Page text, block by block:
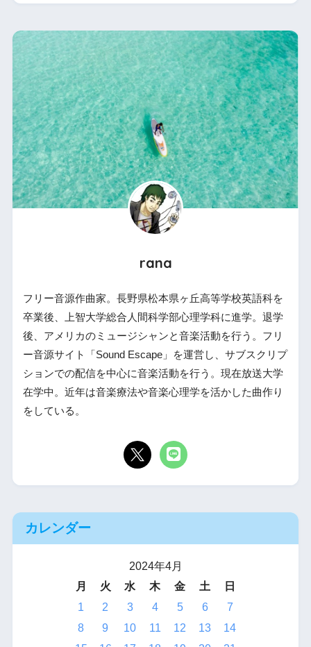
rana
フリー音源作曲家。長野県松本県ヶ丘高等学校英語科を
卒業後、上智大学総合人間科学部心理学科に進学。退学
後、アメリカのミュージシャンと音楽活動を行う。フリ
ー音源サイト「Sound Escape」を運営し、サブスクリプ
ションでの配信を中心に音楽活動を行う。現在放送大学
在学中。近年は音楽療法や音楽心理学を活かした曲作り
をしている。
カレンダー
2024年4月
月
火 水 木 金 土
日
1
2 3 4 5 6
7
8
9 10 11 12 13
14